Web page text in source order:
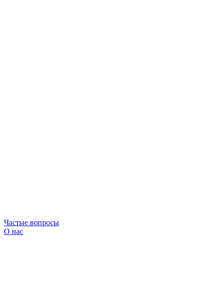
Частые вопросы
О нас